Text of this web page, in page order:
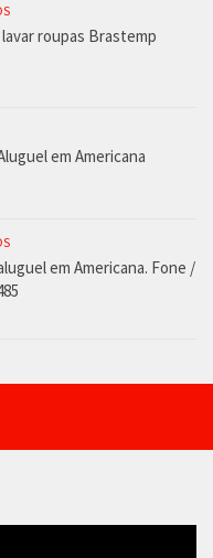
roupas Brastemp
em Americana
em Americana. Fone /